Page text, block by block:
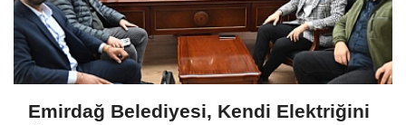
Emirdağ Belediyesi, Kendi Elektriğini